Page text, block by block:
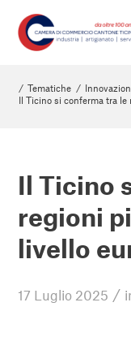
/ Tematiche /
Il Ticino si conferma tra
Il Ticino
regioni
livello
17 Luglio 2025 /